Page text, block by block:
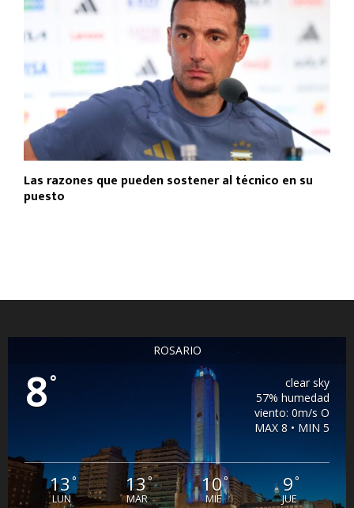
Las razones que pueden sostener al técnico en su
puesto
ROSARIO
8°
clear sky
57% humedad
viento: 0m/s O
MAX 8 • MIN 5
13 °
LUN
13°
MAR
10°
MIE
9°
JUE